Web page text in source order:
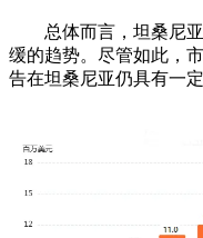
总体而言，坦桑尼亚
缓的趋势。尽管如此，
告在坦桑尼亚仍具有一